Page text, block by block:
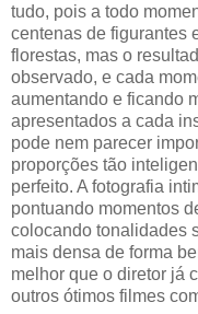
tudo, pois a todo
centenas de figurantes
florestas, mas o
observado, e cada
aumentando e ficando
apresentados a cada
pode nem parecer
proporções tão
perfeito. A fotografia
pontuando momentos
colocando tonalidades
mais densa de forma
melhor que o diretor já
outros ótimos filmes